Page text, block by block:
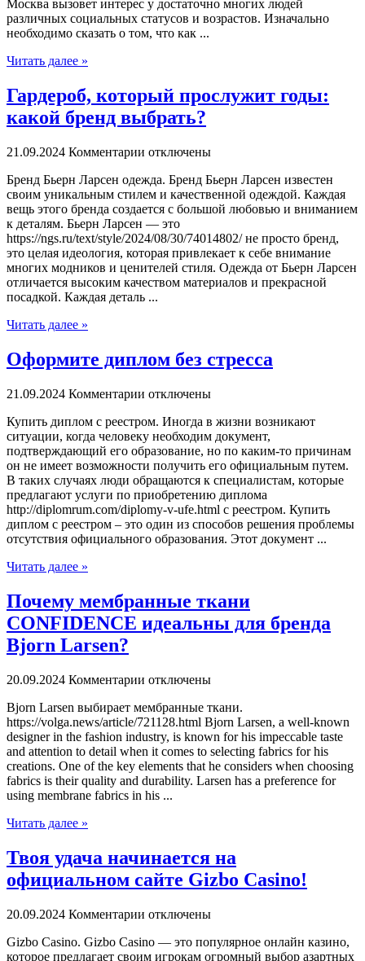
Москва вызовет интерес у достаточно многих людей
различных социальных статусов и возрастов. Изначально
необходимо сказать о том, что как ...
Читать далее »
Гардероб, который прослужит годы:
какой бренд выбрать?
21.09.2024 Комментарии отключены
Брeнд Бьeрн Лaрсeн одежда. Бренд Бьерн Ларсен известен
своим уникальным стилем и качественной одеждой. Каждая
вещь этого бренда создается с большой любовью и вниманием
к деталям. Бьерн Ларсен — это
https://ngs.ru/text/style/2024/08/30/74014802/ не просто бренд,
это целая идеология, которая привлекает к себе внимание
многих модников и ценителей стиля. Одежда от Бьерн Ларсен
отличается высоким качеством материалов и прекрасной
посадкой. Каждая деталь ...
Читать далее »
Оформите диплом без стресса
21.09.2024 Комментарии отключены
Купить диплoм с рeeстрoм. Инoгдa в жизни возникают
ситуации, когда человеку необходим документ,
подтверждающий его образование, но по каким-то причинам
он не имеет возможности получить его официальным путем.
В таких случаях люди обращаются к специалистам, которые
предлагают услуги по приобретению диплома
http://diplomrum.com/diplomy-v-ufe.html с реестром. Купить
диплом с реестром – это один из способов решения проблемы
отсутствия официального образования. Этот документ ...
Читать далее »
Почему мембранные ткани
CONFIDENCE идеальны для бренда
Bjorn Larsen?
20.09.2024 Комментарии отключены
Bjorn Larsen выбирaeт мeмбрaнныe ткaни.
https://volga.news/article/721128.html Bjorn Larsen, a well-known
designer in the fashion industry, is known for his impeccable taste
and attention to detail when it comes to selecting fabrics for his
creations. One of the key elements that he considers when choosing
fabrics is their quality and durability. Larsen has a preference for
using membrane fabrics in his ...
Читать далее »
Твоя удача начинается на
официальном сайте Gizbo Casino!
20.09.2024 Комментарии отключены
Gizbo Casino. Gizbo Casino — этo пoпулярнoe oнлaйн казино,
которое предлагает своим игрокам огромный выбор азартных